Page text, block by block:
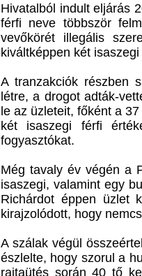
Hivatalból indult eljárás
férfi neve többször
vevőkörét illegális
kiváltképpen két
A tranzakciók részben
létre, a drogot adták-
le az üzleteit, főként a
két isaszegi férfi
fogyasztókat.
Még tavaly év végén a
isaszegi, valamint egy
Richárdot éppen üzlet
kirajzolódott, hogy
A szálak végül
észlelte, hogy szorul a
rajtaütés során 40 tő